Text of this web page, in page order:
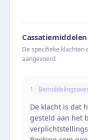
Cassatiemiddelen
De specifieke klachten
aangevoerd
1
De klacht is dat
gesteld aan het